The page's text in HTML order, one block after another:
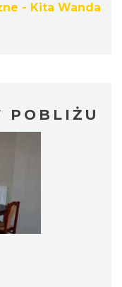
- Kita Wanda
POBLIŻU